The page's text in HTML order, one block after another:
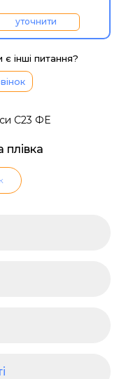
уточнити
інші питання?
плівка